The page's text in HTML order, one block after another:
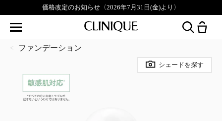
価格改定のお知らせ〈2026年7月31日(金)より〉
ファンデーション
シェードを探す